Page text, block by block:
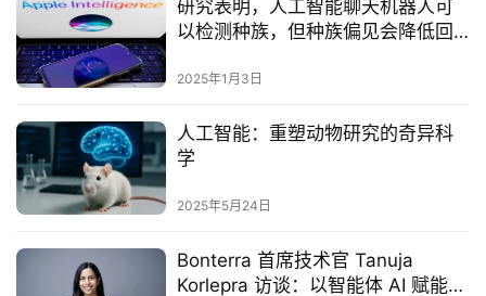
研究表明，人工智能聊天机器人可
以检测种族，但种族偏见会降低回
2025年1月3日
‌人工智能：重塑动物研究的奇异科
学‌
2025年5月24日
Bonterra 首席技术官 Tanuja
Korlepra 访谈：以智能体 AI 赋能公